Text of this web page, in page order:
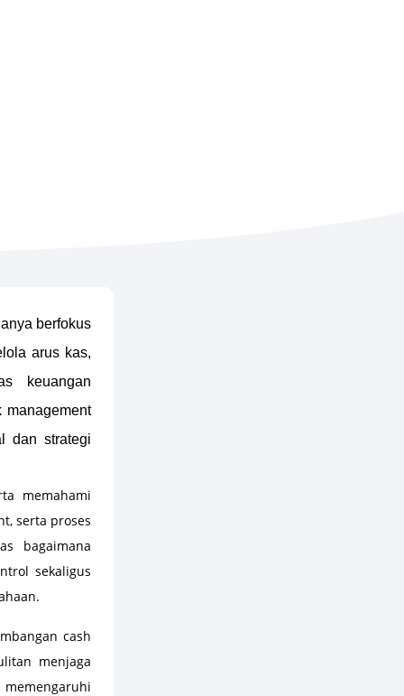
berfokus
arus kas,
keuangan
management
dan strategi
memahami
serta proses
bagaimana
sekaligus
cash
menjaga